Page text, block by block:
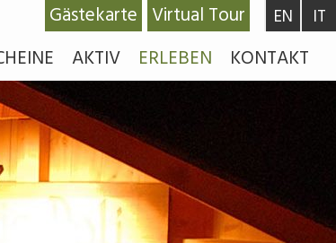
Gästekarte Virtual Tour IT
EN
AKTIV ERLEBEN KONTAKT